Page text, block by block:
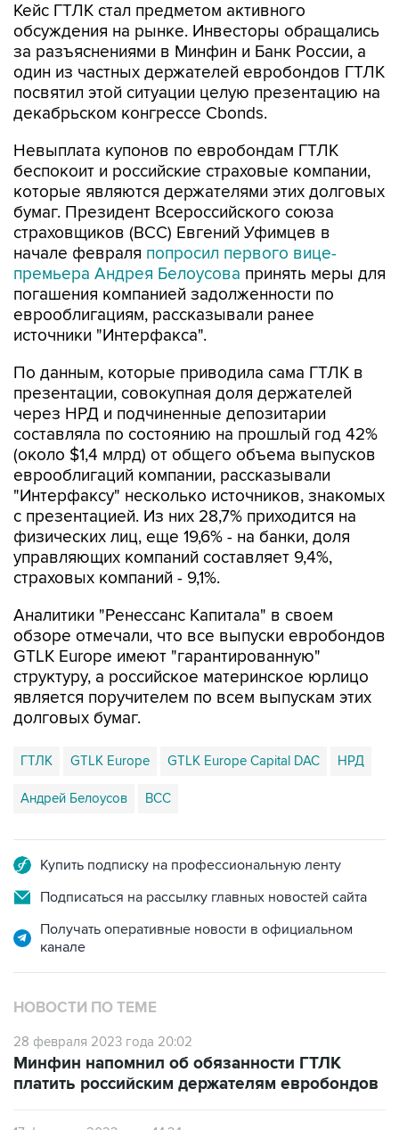
Кейс ГТЛК стал предметом активного
обсуждения на рынке. Инвесторы обращались
за разъяснениями в Минфин и Банк России, а
один из частных держателей евробондов ГТЛК
посвятил этой ситуации целую презентацию на
декабрьском конгрессе Cbonds.
Невыплата купонов по евробондам ГТЛК
беспокоит и российские страховые компании,
которые являются держателями этих долговых
бумаг. Президент Всероссийского союза
страховщиков (ВСС) Евгений Уфимцев в
начале февраля попросил первого вице-
премьера Андрея Белоусова принять меры для
погашения компанией задолженности по
еврооблигациям, рассказывали ранее
источники "Интерфакса".
По данным, которые приводила сама ГТЛК в
презентации, совокупная доля держателей
через НРД и подчиненные депозитарии
составляла по состоянию на прошлый год 42%
(около $1,4 млрд) от общего объема выпусков
еврооблигаций компании, рассказывали
"Интерфаксу" несколько источников, знакомых
с презентацией. Из них 28,7% приходится на
физических лиц, еще 19,6% - на банки, доля
управляющих компаний составляет 9,4%,
страховых компаний - 9,1%.
Аналитики "Ренессанс Капитала" в своем
обзоре отмечали, что все выпуски евробондов
GTLK Europe имеют "гарантированную"
структуру, а российское материнское юрлицо
является поручителем по всем выпускам этих
долговых бумаг.
ГТЛК GTLK Europe GTLK Europe Capital DAC НРД
Андрей Белоусов ВСС
Купить подписку на профессиональную ленту
Подписаться на рассылку главных новостей сайта
Получать оперативные новости в официальном
канале
НОВОСТИ ПО ТЕМЕ
28 февраля 2023 года 20:02
Минфин напомнил об обязанности ГТЛК
платить российским держателям евробондов